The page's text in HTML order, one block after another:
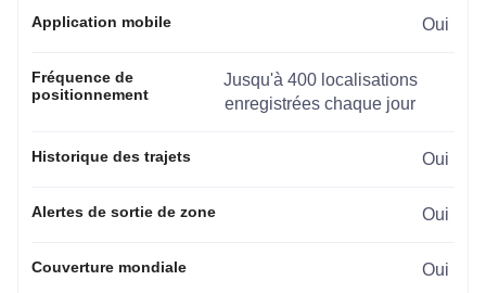
Application mobile Oui
Fréquence de
positionnement
Jusqu'à 400 localisations
enregistrées chaque jour
Historique des trajets Oui
Alertes de sortie de zone Oui
Couverture mondiale Oui